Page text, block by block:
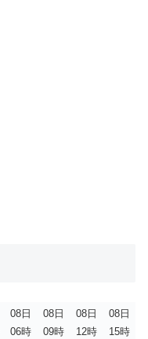
08日
06時
08日
09時
08日
12時
08日
15時